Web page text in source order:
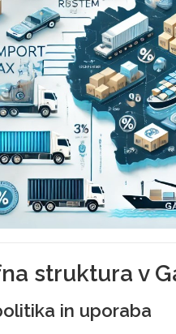
struktura v
in uporaba